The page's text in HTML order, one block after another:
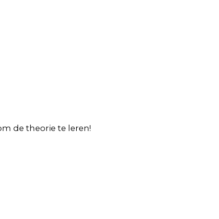
de theorie te leren!